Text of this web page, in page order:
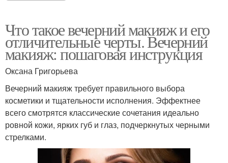
Что такое вечерний макияж и его
отличительные черты. Вечерний
макияж: пошаговая инструкция
Оксана Григорьева
Вечерний макияж требует правильного выбора
косметики и тщательности исполнения. Эффектнее
всего смотрятся классические сочетания идеально
ровной кожи, ярких губ и глаз, подчеркнутых черными
стрелками.